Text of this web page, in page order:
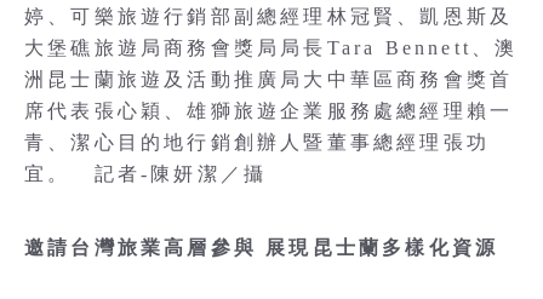
婷、可樂旅遊行銷部副總經理林冠賢、凱恩斯及
大堡礁旅遊局商務會獎局局長Tara Bennett、澳
洲昆士蘭旅遊及活動推廣局大中華區商務會獎首
席代表張心穎、雄獅旅遊企業服務處總經理賴一
青、潔心目的地行銷創辦人暨董事總經理張功
宜。 記者-陳妍潔／攝
邀請台灣旅業高層參與 展現昆士蘭多樣化資源